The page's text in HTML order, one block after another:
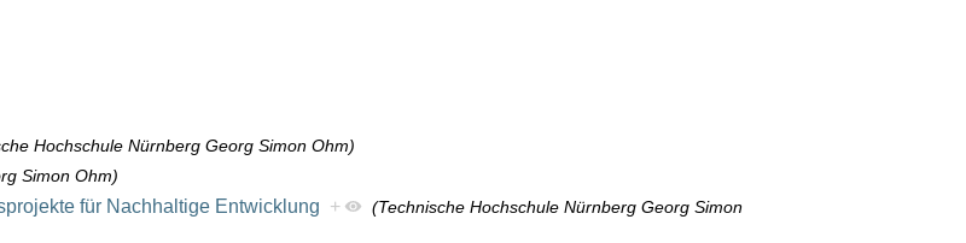
Hochschule Nürnberg Georg Simon Ohm)
Simon Ohm)
für Nachhaltige Entwicklung +
(Technische Hochschule Nürnberg Georg Simon